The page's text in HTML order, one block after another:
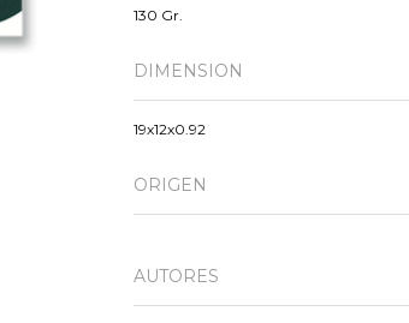
130 Gr.
DIMENSION
19x12x0.92
ORIGEN
AUTORES